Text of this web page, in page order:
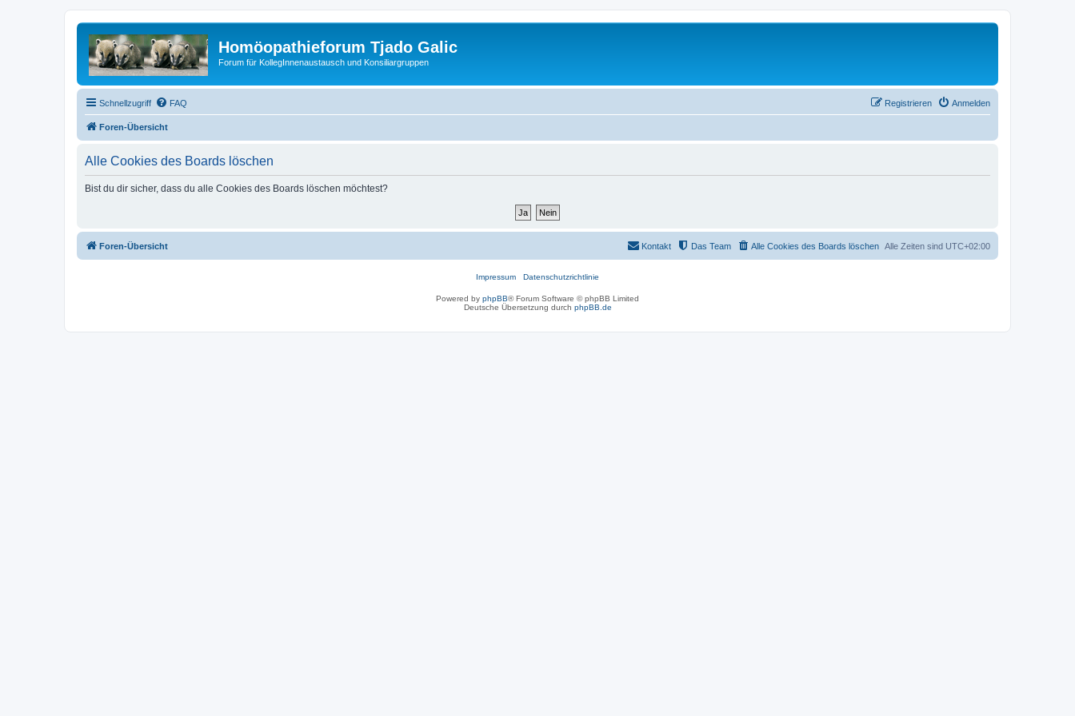
Homöopathieforum Tjado Galic
Forum für KollegInnenaustausch und Konsiliargruppen
Schnellzugriff FAQ Anmelden
Registrieren
Foren-Übersicht
Alle Cookies des Boards löschen
Bist du dir sicher, dass du alle Cookies des Boards löschen möchtest?
Foren-Übersicht Alle Zeiten sind UTC+02:00
Alle Cookies des Boards löschen
Das Team
Kontakt
Impressum Datenschutzrichtlinie
Powered by phpBB® Forum Software © phpBB Limited
Deutsche Übersetzung durch phpBB.de